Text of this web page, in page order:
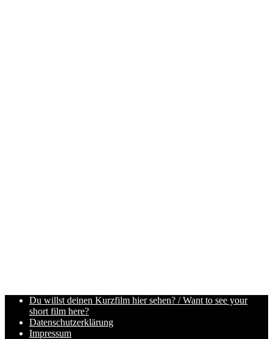
Du willst deinen Kurzfilm hier sehen? / Want to see your
short film here?
Datenschutzerklärung
Impressum